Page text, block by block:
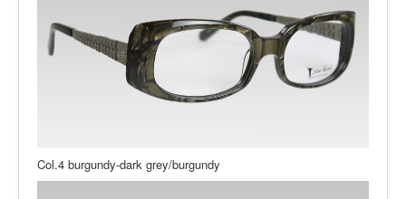
Col.4 burgundy-dark grey/burgundy